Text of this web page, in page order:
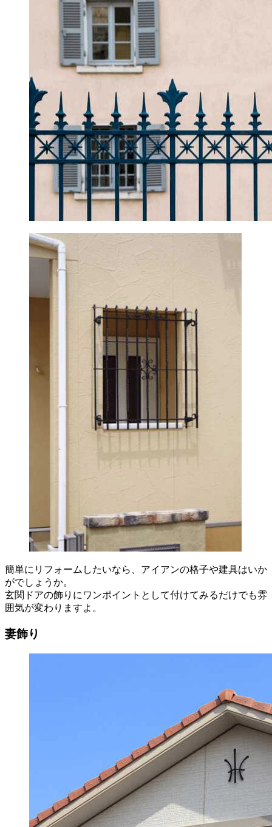
簡単にリフォームしたいなら、アイアンの格子や建具はいか
がでしょうか。
玄関ドアの飾りにワンポイントとして付けてみるだけでも雰
囲気が変わりますよ。
妻飾り